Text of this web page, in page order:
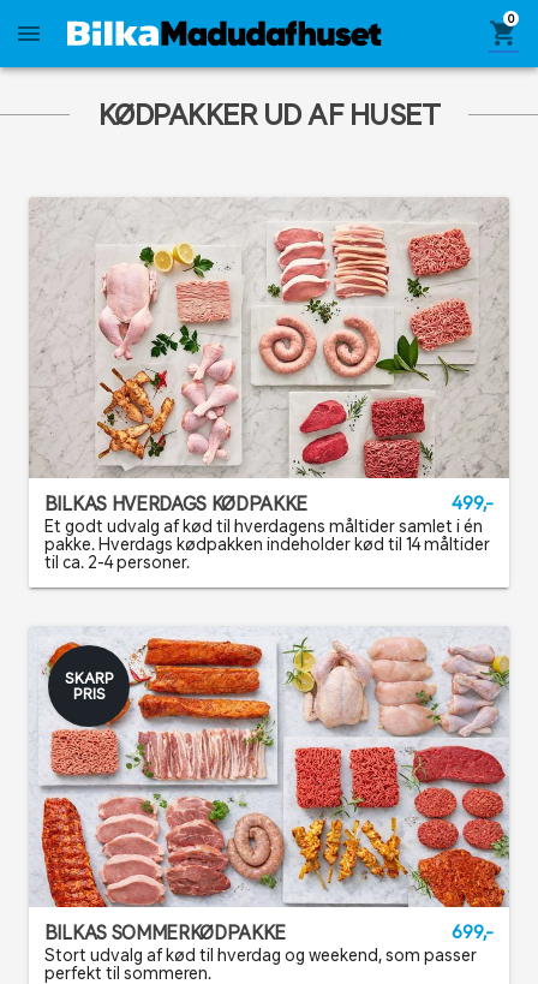
menu shopping_cart
0
KØDPAKKER UD AF HUSET
BILKAS HVERDAGS KØDPAKKE 499,-
Et godt udvalg af kød til hverdagens måltider samlet i én
pakke. Hverdags kødpakken indeholder kød til 14 måltider
til ca. 2-4 personer.
SKARP
PRIS
BILKAS SOMMERKØDPAKKE 699,-
Stort udvalg af kød til hverdag og weekend, som passer
perfekt til sommeren.